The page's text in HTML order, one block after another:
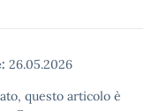
26.05.2026
questo articolo è